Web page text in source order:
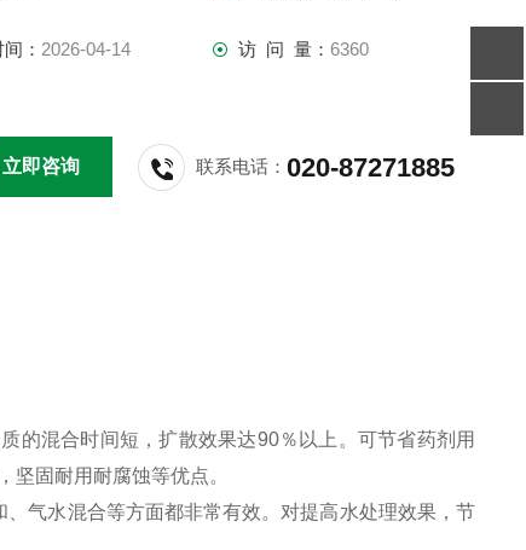
： 2026-04-14 访 问 量： 6360
立即咨询 联系电话：020-87271885
的混合时间短，扩散效果达90％以上。可节省药剂用
固耐用耐腐蚀等优点。
气水混合等方面都非常有效。对提高水处理效果，节